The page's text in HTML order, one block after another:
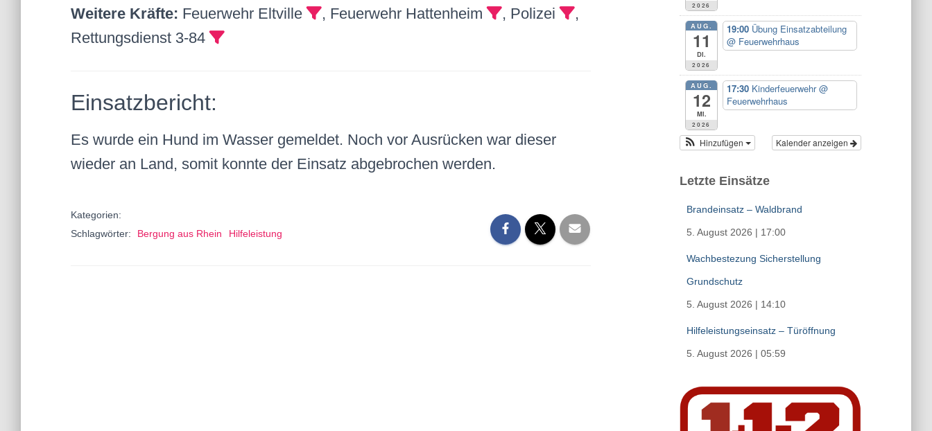
Weitere Kräfte: Feuerwehr Eltville , Feuerwehr Hattenheim , Polizei
,
Rettungsdienst 3-84
Einsatzbericht:
Es wurde ein Hund im Wasser gemeldet. Noch vor Ausrücken war dieser
wieder an Land, somit konnte der Einsatz abgebrochen werden.
Kategorien:
Schlagwörter:
Bergung aus Rhein Hilfeleistung
2026
AUG.
11
Di.
2026
19:00 Übung Einsatzabteilung
@ Feuerwehrhaus
AUG.
12
Mi.
2026
17:30 Kinderfeuerwehr@
Feuerwehrhaus
Kalender anzeigen
Hinzufügen
Letzte Einsätze
Brandeinsatz – Waldbrand
5. August 2026 | 17:00
Wachbestezung Sicherstellung
Grundschutz
5. August 2026 | 14:10
Hilfeleistungseinsatz – Türöffnung
5. August 2026 | 05:59